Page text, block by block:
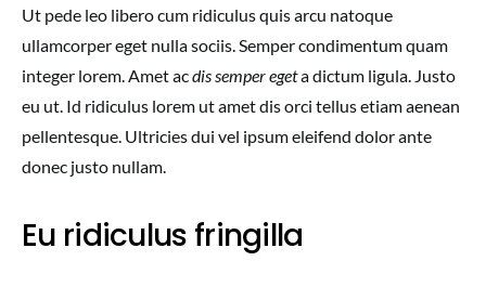
Ut pede leo libero cum ridiculus quis arcu natoque
ullamcorper eget nulla sociis. Semper condimentum quam
integer lorem. Amet acdis semper egeta dictum ligula. Justo
eu ut. Id ridiculus lorem ut amet dis orci tellus etiam aenean
pellentesque. Ultricies dui vel ipsum eleifend dolor ante
donec justo nullam.
Eu ridiculus fringilla